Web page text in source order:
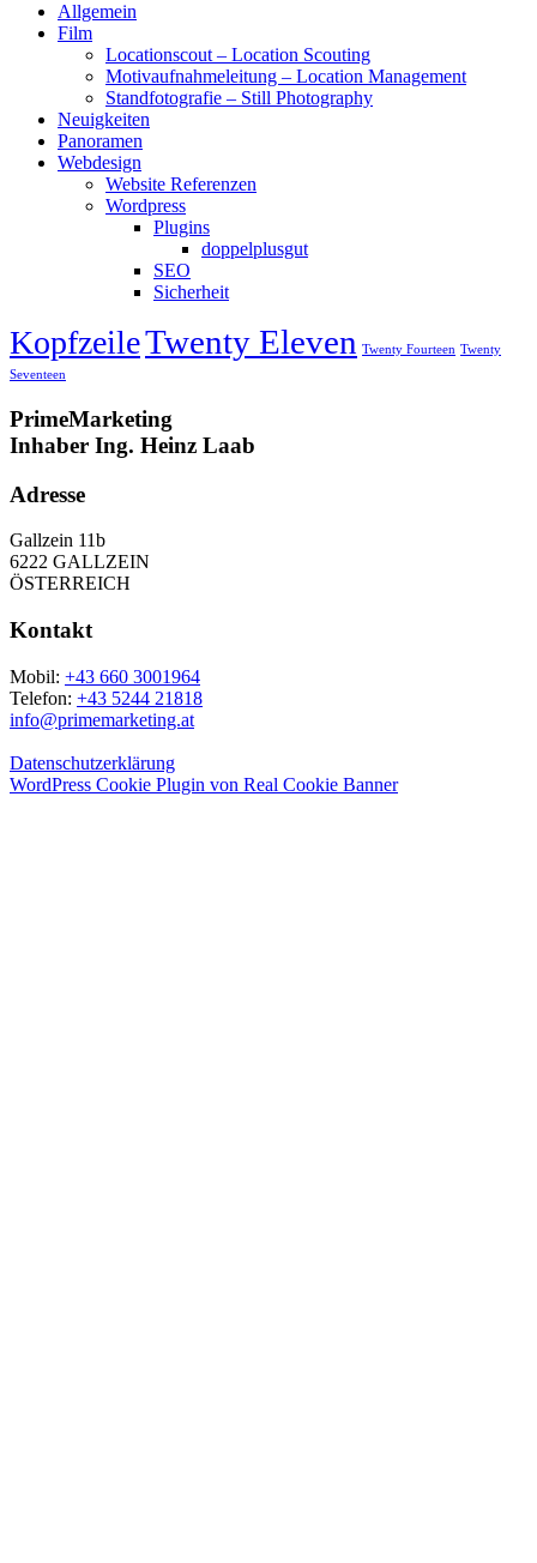
Allgemein
Film
Locationscout – Location Scouting
Motivaufnahmeleitung – Location Management
Standfotografie – Still Photography
Neuigkeiten
Panoramen
Webdesign
Website Referenzen
Wordpress
Plugins
doppelplusgut
SEO
Sicherheit
KopfzeileTwenty Eleven Twenty Fourteen Twenty
Seventeen
PrimeMarketing
Inhaber Ing. Heinz Laab
Adresse
Gallzein 11b
6222 GALLZEIN
ÖSTERREICH
Kontakt
Mobil: +43 660 3001964
Telefon: +43 5244 21818
info@primemarketing.at
Datenschutzerklärung
WordPress Cookie Plugin von Real Cookie Banner